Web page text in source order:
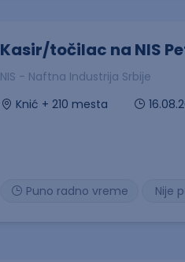
Kasir/točilac na NIS
NIS - Naftna Industrija Srbije
Knić + 210 mesta
Nije
Puno radno vreme